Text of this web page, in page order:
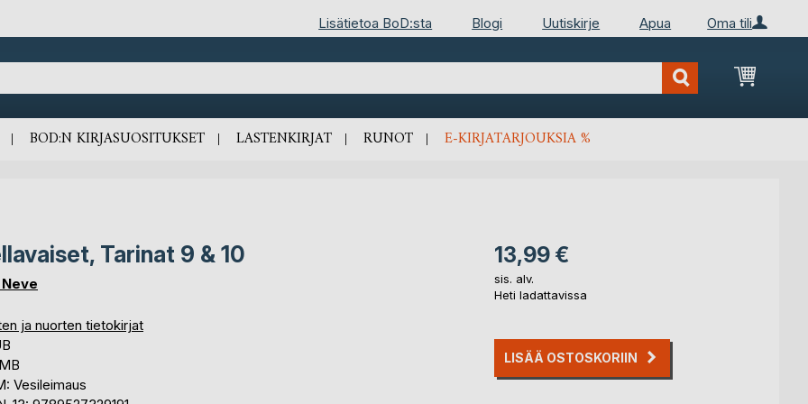
Oma tili
Lisätietoa BoD:sta Blogi Uutiskirje Apua
BOD:N KIRJASUOSITUKSET LASTENKIRJAT RUNOT E-KIRJATARJOUKSIA %
Tarinat 9 & 10
Neve
ja nuorten tietokirjat
Vesileimaus
13,99 €
sis. alv.
Heti ladattavissa
LISÄÄ OSTOSKORIIN